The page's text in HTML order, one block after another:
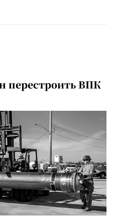
перестроить ВПК